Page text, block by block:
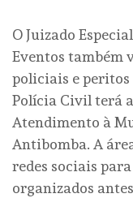
O Juizado
Eventos também
policiais e
Polícia Civil terá
Atendimento à
Antibomba. A
redes sociais
organizados